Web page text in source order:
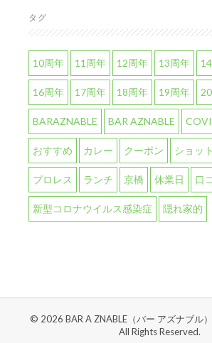
タグ
10周年 11周年 12周年 13周年
16周年 17周年 18周年 19周年
BARAZNABLE BAR AZNABLE
おすすめ カレー クーポン ショッ
プロレス ランチ 京橋 休業日 口
新型コロナウイルス感染症 隠れ家的
© 2026 BAR A ZNABLE（バー アズナブル
All Rights Reserved.